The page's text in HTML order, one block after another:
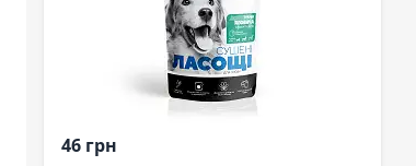
46 грн